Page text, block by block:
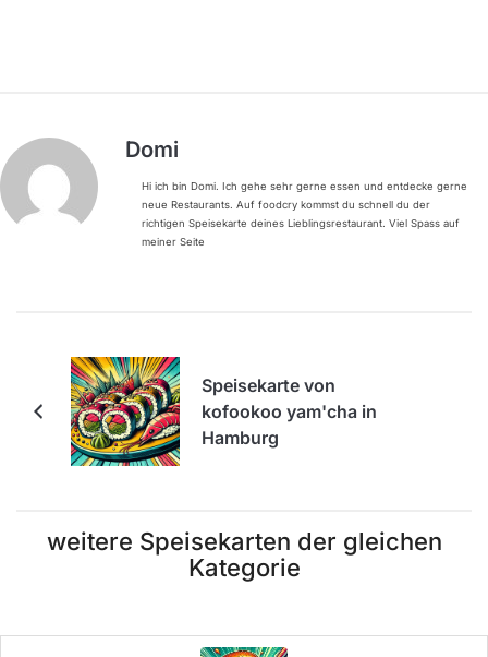
Domi
Hi ich bin Domi. Ich gehe sehr gerne essen und entdecke gerne
neue Restaurants. Auf foodcry kommst du schnell du der
richtigen Speisekarte deines Lieblingsrestaurant. Viel Spass auf
meiner Seite
Speisekarte von
kofookoo yam'cha in
Hamburg
weitere Speisekarten der gleichen
Kategorie